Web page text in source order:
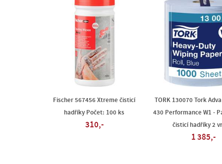
Fischer 567456 Xtreme čisticí
hadříky Počet: 100 ks
310,-
TORK 130070 Tork
430 Performance W1 -
čisticí hadříky 2
1 385,-